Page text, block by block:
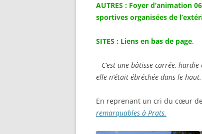
AUTRES : Foyer d’animation
sportives organisées de
SITES : Liens en bas de page.
– C’est une bâtisse carrée,
elle n’était ébréchée dans le haut.
En reprenant un cri du cœur de
remarquables à Prats.